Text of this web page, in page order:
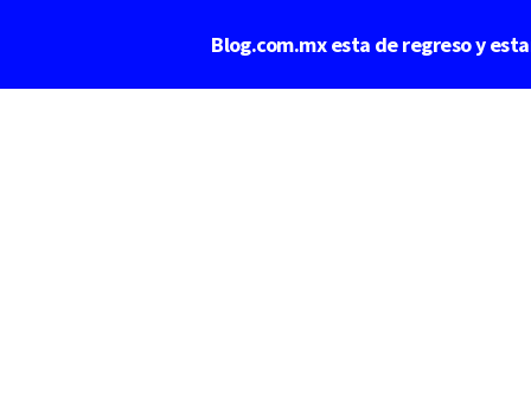
Blog.com.mx esta de regreso y